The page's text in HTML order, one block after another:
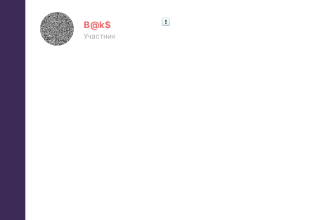
B@k$
Участник